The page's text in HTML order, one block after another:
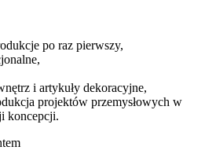
po raz pierwszy,
i artykuły dekoracyjne,
projektów przemysłowych w
koncepcji.